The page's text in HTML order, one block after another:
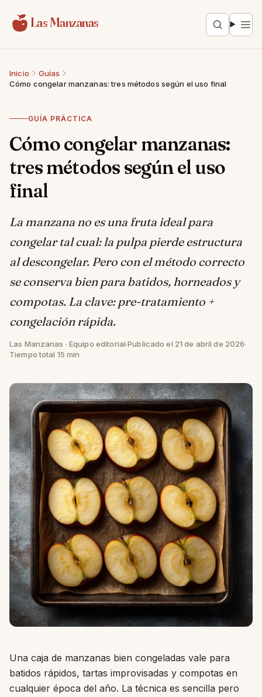
Las Manzanas
Inicio
Guías
Cómo congelar manzanas: tres métodos según el uso final
GUÍA PRÁCTICA
Cómo congelar manzanas:
tres métodos según el uso
final
La manzana no es una fruta ideal para
congelar tal cual: la pulpa pierde estructura
al descongelar. Pero con el método correcto
se conserva bien para batidos, horneados y
compotas. La clave: pre-tratamiento +
congelación rápida.
Las Manzanas · Equipo editorial·Publicado el 21 de abril de 2026·
Tiempo total 15 min
Una caja de manzanas bien congeladas vale para
batidos rápidos, tartas improvisadas y compotas en
cualquier época del año. La técnica es sencilla pero